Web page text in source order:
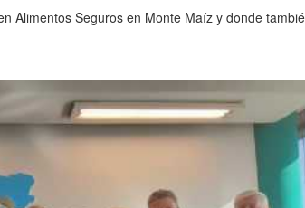
Alimentos Seguros en Monte Maíz y donde